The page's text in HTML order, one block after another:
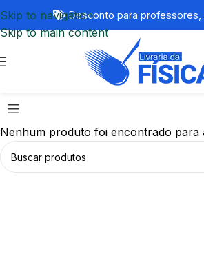
Skip to navigation
Skip to main content
Desconto para professores,
Nenhum produto foi encontrado para